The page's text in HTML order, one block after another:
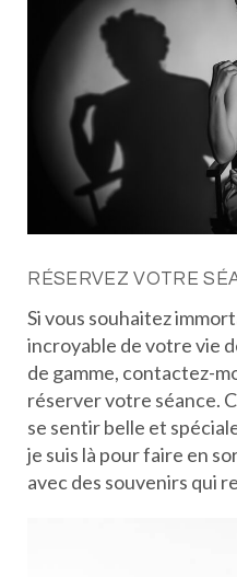
RÉSERVEZ VOTRE
Si vous souhaitez
incroyable de votre vie
de gamme, contactez-
réserver votre séance.
se sentir belle et
je suis là pour faire en
avec des souvenirs qui